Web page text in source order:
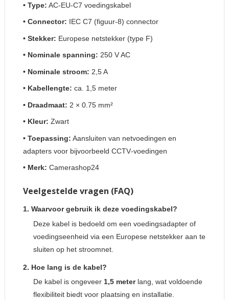
• Type: AC‑EU‑C7 voedingskabel
• Connector: IEC C7 (figuur‑8) connector
• Stekker: Europese netstekker (type F)
• Nominale spanning: 250 V AC
• Nominale stroom: 2,5 A
• Kabellengte: ca. 1,5 meter
• Draadmaat: 2 × 0.75 mm²
• Kleur: Zwart
• Toepassing: Aansluiten van netvoedingen en
adapters voor bijvoorbeeld CCTV‑voedingen
• Merk: Camerashop24
Veelgestelde vragen (FAQ)
1. Waarvoor gebruik ik deze voedingskabel?
Deze kabel is bedoeld om een voedingsadapter of
voedingseenheid via een Europese netstekker aan te
sluiten op het stroomnet.
2. Hoe lang is de kabel?
De kabel is ongeveer 1,5 meterlang, wat voldoende
flexibiliteit biedt voor plaatsing en installatie.